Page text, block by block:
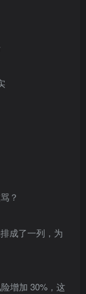
？
成了一列，为
增加 30%，这